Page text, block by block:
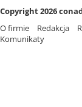
Copyright 2026
O firmie
Redakcja
Komunikaty